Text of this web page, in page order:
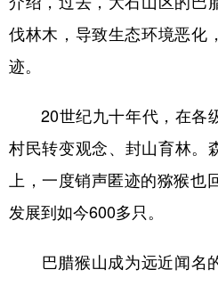
伐林木，导致生态环境恶化
迹。
20世纪九十年代，在各
村民转变观念、封山育林。
上，一度销声匿迹的猕猴也
发展到如今600多只。
巴腊猴山成为远近闻名